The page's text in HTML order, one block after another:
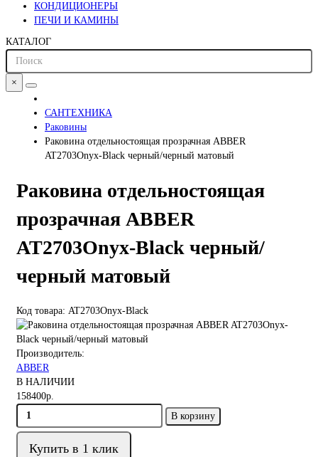
КОНДИЦИОНЕРЫ
ПЕЧИ И КАМИНЫ
КАТАЛОГ
×
САНТЕХНИКА
Раковины
Раковина отдельностоящая прозрачная ABBER
AT2703Onyx-Black черный/черный матовый
Раковина отдельностоящая
прозрачная ABBER
AT2703Onyx-Black черный/
черный матовый
Код товара: AT2703Onyx-Black
Производитель:
ABBER
В НАЛИЧИИ
158400р.
В корзину
Купить в 1 клик